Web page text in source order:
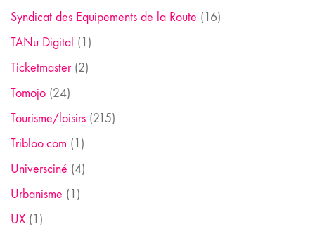
Syndicat des Equipements de la Route (16)
TANu Digital (1)
Ticketmaster(2)
Tomojo (24)
Tourisme/loisirs (215)
Tribloo.com (1)
Universciné (4)
Urbanisme (1)
UX (1)